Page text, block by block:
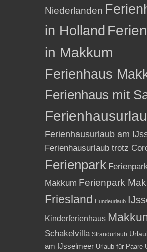
Niederlanden
in Holland
in Makkum
Ferienhaus
Ferienhaus mit
Ferienhausurlaub am
Ferienhausurlaub trotz
Ferienpark
Makkum Ferienpark
Friesland Hundeurlaub
Kinderferienhaus
Schakelvilla Strandurlaub
am IJsselmeer Urlaub für Paare